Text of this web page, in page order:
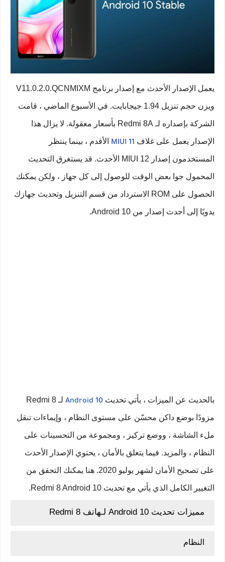
يعمل الإصدار الأحدث مع إصدار برنامج V11.0.2.0.QCNMIXM
ويزن حجم تنزيل 1.94 جيجابايت. في الأسبوع الماضي ، قامت
الشركة بإصداره لـ Redmi 8A بأسعار معقولة. لا يزال هذا
الإصدار يعمل على غلاف MIUI 11 الأقدم ، بينما ينتظر
المستخدمون إصدار MIUI 12 الأحدث. قد يستغرق التحديث
المحمول جوا بعض الوقت للوصول إلى كل جهاز ، ولكن يمكنك
الحصول على ROM الاسترداد من قسم التنزيل وتحديث جهازك
يدويًا إلى أحدث إصدار من Android 10.
بالحديث عن الميزات ، يأتي تحديث Android 10 لـ Redmi 8
مزودًا بوضع داكن محسّن على مستوى النظام ، وإيماءات تنقل
ملء الشاشة ، ووضع تركيز ، ومجموعة من التحسينات على
النظام ، والمزيد. فيما يتعلق بالأمان ، يحتوي الإصدار الأحدث
على تصحيح الأمان لشهر يوليو 2020. هنا يمكنك التحقق من
التغيير الكامل الذي يأتي مع تحديث Redmi 8 Android 10.
مميزات تحديث Android 10 لـهاتف Redmi 8
النظام